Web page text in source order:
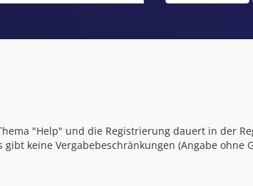
"Help" und die Registrierung dauert in der
keine Vergabebeschränkungen (Angabe ohne